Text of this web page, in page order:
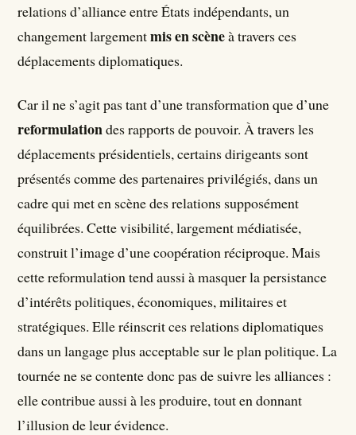
relations d’alliance entre États indépendants, un
changement largementmis en scèneà travers ces
déplacements diplomatiques.
Car il ne s’agit pas tant d’une transformation que d’une
reformulationdes rapports de pouvoir. À travers les
déplacements présidentiels, certains dirigeants sont
présentés comme des partenaires privilégiés, dans un
cadre qui met en scène des relations supposément
équilibrées. Cette visibilité, largement médiatisée,
construit l’image d’une coopération réciproque. Mais
cette reformulation tend aussi à masquer la persistance
d’intérêts politiques, économiques, militaires et
stratégiques. Elle réinscrit ces relations diplomatiques
dans un langage plus acceptable sur le plan politique. La
tournée ne se contente donc pas de suivre les alliances :
elle contribue aussi à les produire, tout en donnant
l’illusion de leur évidence.